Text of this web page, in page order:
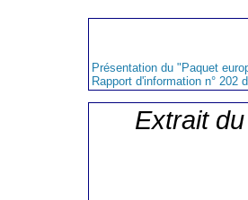
Présentation du "Paquet
Rapport d'information n° 202
Extrait